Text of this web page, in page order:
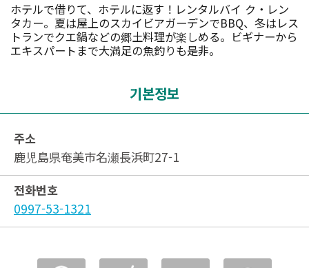
ホテルで借りて、ホテルに返す！レンタルバイ ク・レン
タカー。夏は屋上のスカイビアガーデンでBBQ、冬はレス
トランでクエ鍋などの郷土料理が楽しめる。ビギナーから
エキスパートまで大満足の魚釣りも是非。
기본정보
주소
鹿児島県奄美市名瀬長浜町27-1
전화번호
0997-53-1321